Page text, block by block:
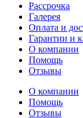
Рассрочка
Галерея
Оплата и
Гарантии и
О компании
Помощь
Отзывы
О компании
Помощь
Отзывы